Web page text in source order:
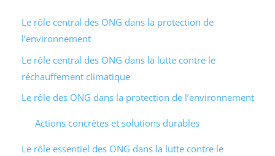
Le rôle central des ONG dans la protection de
l’environnement
Le rôle central des ONG dans la lutte contre le
réchauffement climatique
Le rôle des ONG dans la protection de l’environnement
Actions concrètes et solutions durables
Le rôle essentiel des ONG dans la lutte contre le